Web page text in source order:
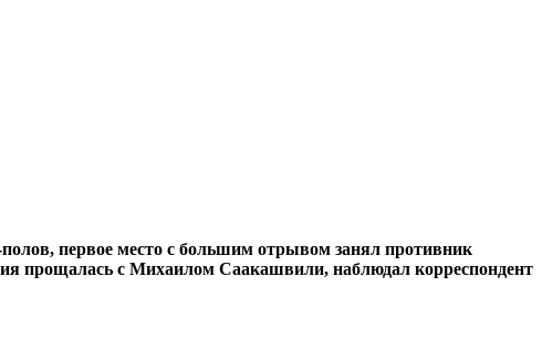
первое место с большим отрывом занял противник
прощалась с Михаилом Саакашвили, наблюдал корреспондент